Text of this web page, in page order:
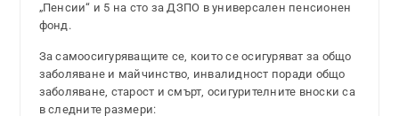
„Пенсии“ и 5 на сто за ДЗПО в универсален пенсионен
фонд.
За самоосигуряващите се, които се осигуряват за общо
заболяване и майчинство, инвалидност поради общо
заболяване, старост и смърт, осигурителните вноски са
в следните размери: